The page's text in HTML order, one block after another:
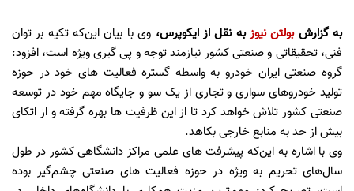
به گزارشبولتن نیوز به نقل از ایکوپرس، وی با بیان این‌که تکیه بر توان
فنی، تحقیقاتی و صنعتی کشور نیازمند توجه و پی گیری ویژه است، افزود:
گروه صنعتی ایران خودرو به واسطه گستره فعالیت های خود در حوزه
تولید خودروهای سواری و تجاری از یک سو و جایگاه مهم خود در توسعه
صنعتی کشور تلاش خواهد کرد تا از این ظرفیت ها بهره گرفته و از اتکای
بیش از حد به منابع خارجی بکاهد.
وی با اشاره به این‌که پیشرفت های علمی مراکز دانشگاهی کشور در طول
سال‌های تحریم به ویژه در حوزه فعالیت های صنعتی چشم‌گیر بوده